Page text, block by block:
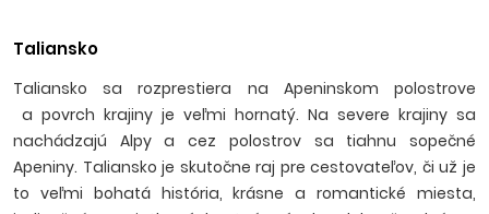
Taliansko
Taliansko sa rozprestiera na Apeninskom polostrove
a povrch krajiny je veľmi hornatý. Na severe krajiny sa
nachádzajú Alpy a cez polostrov sa tiahnu sopečné
Apeniny. Taliansko je skutočne raj pre cestovateľov, či už je
to veľmi bohatá história, krásne a romantické miesta,